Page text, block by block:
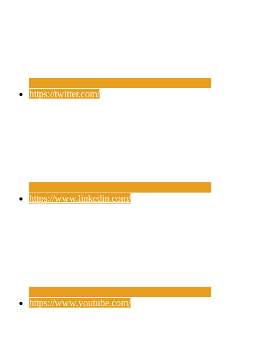
https://twitter.com/
https://www.linkedin.com/
https://www.youtube.com/